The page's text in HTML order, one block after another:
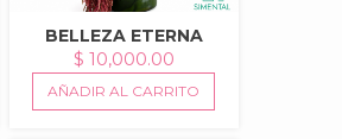
BELLEZA ETERNA
$ 10,000.00
AÑADIR AL CARRITO